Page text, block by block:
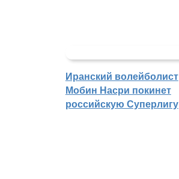
Иранский волейболист
Мобин Насри покинет
российскую Суперлигу